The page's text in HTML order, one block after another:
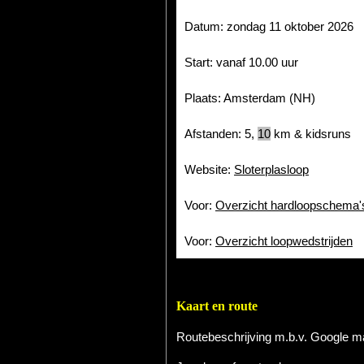
Datum: zondag 11 oktober 2026
Start: vanaf 10.00 uur
Plaats: Amsterdam (NH)
Afstanden: 5, 10 km & kidsruns
Website: Sloterplasloop
Voor: Overzicht
Voor: Overzicht loopwedstrijden
Kaart en route
Routebeschrijving m.b.v. Google